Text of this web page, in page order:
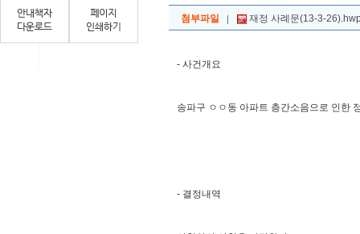
첨부파일 재정 사례문(13-3-
- 사건개요
송파구 ㅇㅇ동 아파트 층간소음으로 인한
- 결정내역